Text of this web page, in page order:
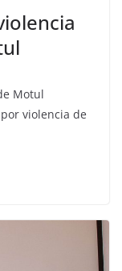
Motul
violencia de